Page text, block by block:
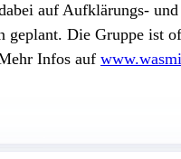
auf Aufklärungs-
geplant. Die Gruppe ist
Infos auf